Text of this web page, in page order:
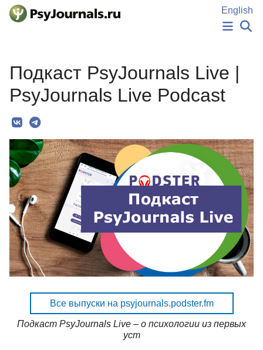
Перейти к основному содержанию
English
ИЗДАНИЯ
АВТОРЫ
ПОДАТЬ РУКОПИСЬ
Подкаст PsyJournals Live |
PsyJournals Live Podcast
Все выпуски на psyjournals.podster.fm
Подкаст PsyJournals Live – о психологии из первых
уст